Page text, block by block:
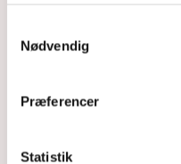
Nødvendig
Præferencer
Statistik